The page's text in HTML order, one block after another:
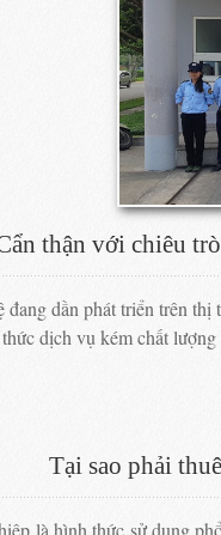
thận với chiêu
dần phát triển trên
dịch vụ kém chất
Tại sao phải
là hình thức sử dụng